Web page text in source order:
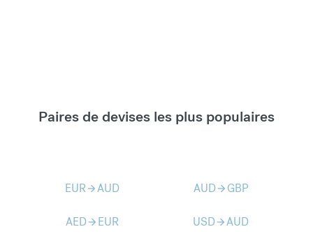
Paires de devises les plus populaires
EURarrow_forwardAUD AUDarrow_forward GBP
AEDarrow_forward EUR USDarrow_forwardAUD